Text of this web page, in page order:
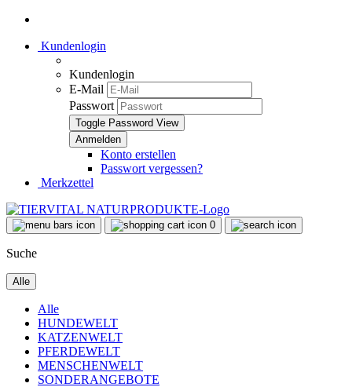
Kundenlogin
Kundenlogin
E-Mail
Passwort
Toggle Password View
Konto erstellen
Passwort vergessen?
Merkzettel
0
Suche
Alle
Alle
HUNDEWELT
KATZENWELT
PFERDEWELT
MENSCHENWELT
SONDERANGEBOTE